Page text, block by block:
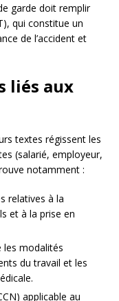
garde doit remplir
qui constitue un
de l’accident et
liés aux
textes régissent les
(salarié, employeur,
notamment :
relatives à la
et à la prise en
les modalités
du travail et les
applicable au